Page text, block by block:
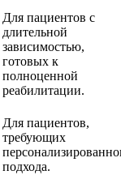
Для пациентов с
длительной
зависимостью,
готовых к
полноценной
реабилитации.
Для пациентов,
требующих
подхода.